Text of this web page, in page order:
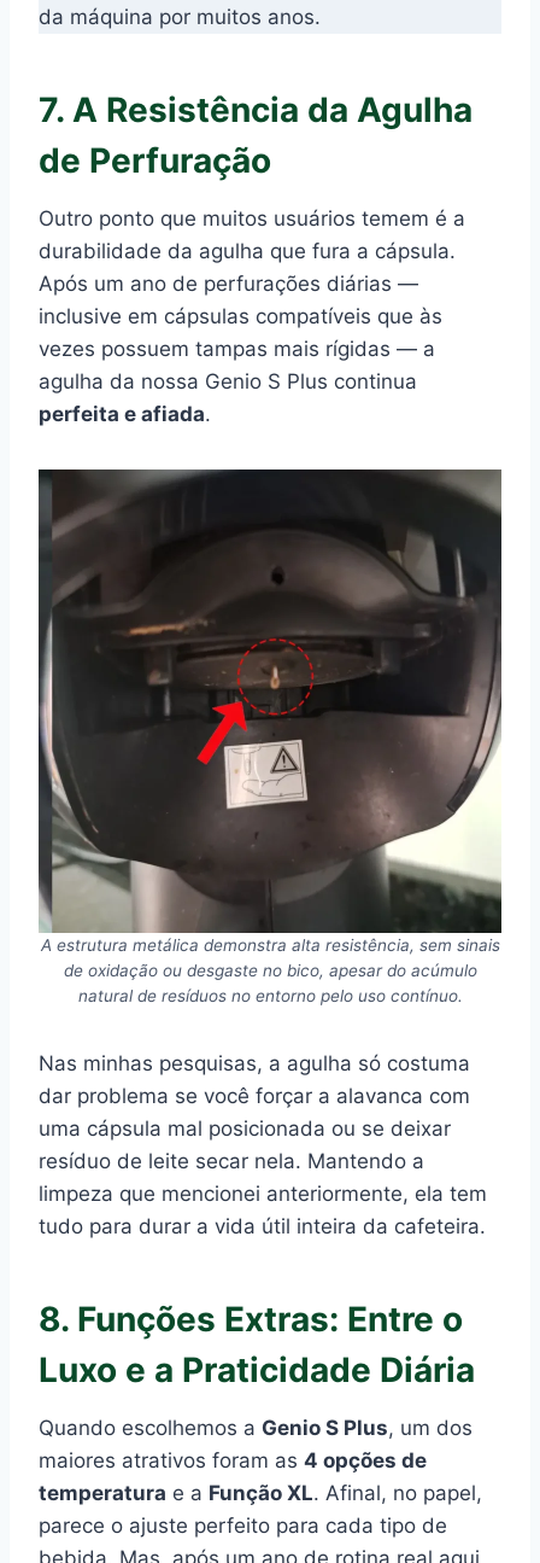
da máquina por muitos anos.
7. A Resistência da Agulha
de Perfuração
Outro ponto que muitos usuários temem é a
durabilidade da agulha que fura a cápsula.
Após um ano de perfurações diárias —
inclusive em cápsulas compatíveis que às
vezes possuem tampas mais rígidas — a
agulha da nossa Genio S Plus continua
perfeita e afiada.
A estrutura metálica demonstra alta resistência, sem sinais
de oxidação ou desgaste no bico, apesar do acúmulo
natural de resíduos no entorno pelo uso contínuo.
Nas minhas pesquisas, a agulha só costuma
dar problema se você forçar a alavanca com
uma cápsula mal posicionada ou se deixar
resíduo de leite secar nela. Mantendo a
limpeza que mencionei anteriormente, ela tem
tudo para durar a vida útil inteira da cafeteira.
8. Funções Extras: Entre o
Luxo e a Praticidade Diária
Quando escolhemos a Genio S Plus, um dos
maiores atrativos foram as 4 opções de
temperatura e a Função XL. Afinal, no papel,
parece o ajuste perfeito para cada tipo de